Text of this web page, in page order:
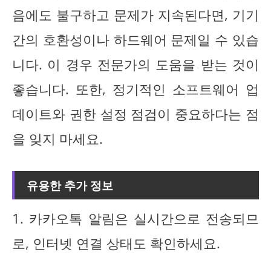
음에도 불구하고 문제가 지속된다면, 기기
간의 호환성이나 하드웨어 문제일 수 있습
니다. 이 경우 전문가의 도움을 받는 것이
좋습니다. 또한, 정기적인 소프트웨어 업
데이트와 권한 설정 점검이 중요하다는 점
을 잊지 마세요.
유용한 추가 정보
1. 카카오톡 알림은 실시간으로 전송되므
로, 인터넷 연결 상태도 확인하세요.